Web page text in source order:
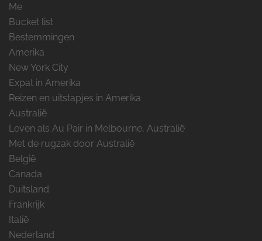
Me
Bucket list
Bestemmingen
Amerika
New York City
Expat in Amerika
Reizen en uitstapjes in Amerika
Australië
Leven als Au Pair in Melbourne, Australië
Met de rugzak door Australië
België
Canada
Duitsland
Frankrijk
Italië
Nederland